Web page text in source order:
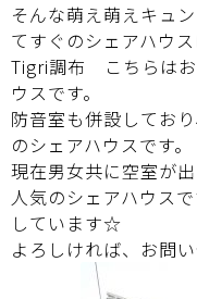
そんな萌え萌えキュ
てすぐのシェアハウ
Tigri調布
こちらは
ウスです。
防音室も併設してお
のシェアハウスです。
現在男女共に空室が
人気のシェアハウス
しています☆
よろしければ、 お問